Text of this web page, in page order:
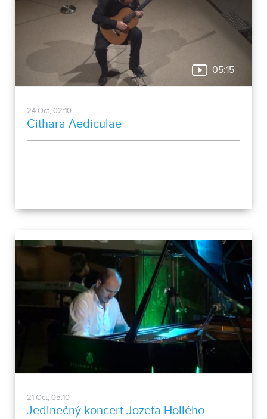
05:15
24.Oct, 02:10
Cithara Aediculae
21.Oct, 05:10
Jedinečný koncert Jozefa Hollého